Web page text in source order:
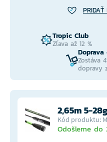
PRIDAŤ
Tropic Club
Zľava až 12 %
Zostáva
dopravy
2,65m 5-
Kód produktu:
Odošleme